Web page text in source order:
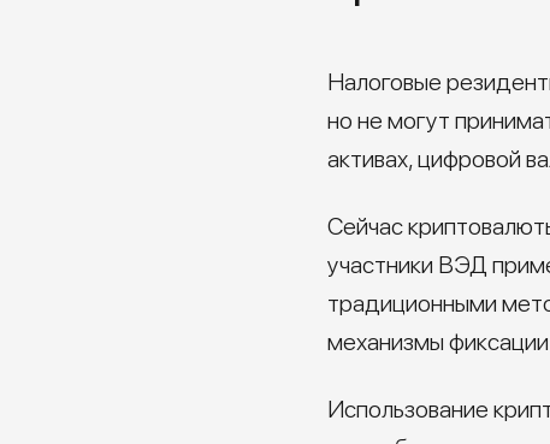
Налоговые
но не могут
активах, цифровой
Сейчас
участники ВЭД
традиционными
механизмы
Использование